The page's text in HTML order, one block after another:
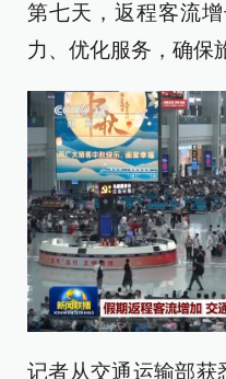
第七天，返程客流
力、优化服务，确保
记者从交通运输部获